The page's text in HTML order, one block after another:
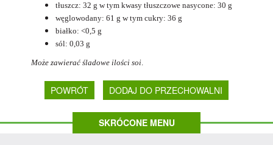
tłuszcz: 32 g w tym kwasy tłuszczowe nasycone: 30 g
węglowodany: 61 g w tym cukry: 36 g
białko: <0,5 g
sól: 0,03 g
Może zawierać śladowe ilości soi.
POWRÓT
SKRÓCONE MENU